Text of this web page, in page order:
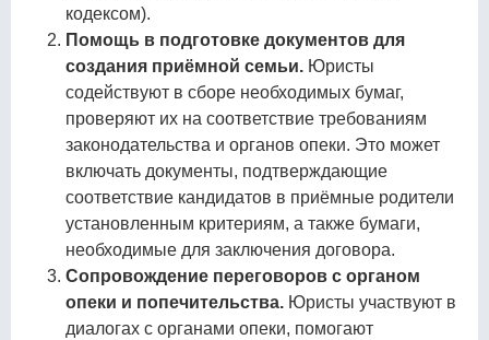
кодексом).
Помощь в подготовке документов для
создания приёмной семьи. Юристы
содействуют в сборе необходимых бумаг,
проверяют их на соответствие требованиям
законодательства и органов опеки. Это может
включать документы, подтверждающие
соответствие кандидатов в приёмные родители
установленным критериям, а также бумаги,
необходимые для заключения договора.
Сопровождение переговоров с органом
опеки и попечительства. Юристы участвуют в
диалогах с органами опеки, помогают